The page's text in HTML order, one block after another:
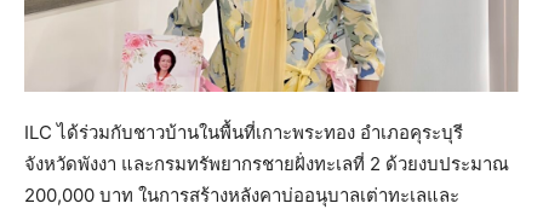
ILC ได้ร่วมกับชาวบ้านในพื้นที่เกาะพระทอง อำเภอคุระบุรี
จังหวัดพังงา และกรมทรัพยากรชายฝั่งทะเลที่ 2 ด้วยงบประมาณ
200,000 บาท ในการสร้างหลังคาบ่ออนุบาลเต่าทะเลและ